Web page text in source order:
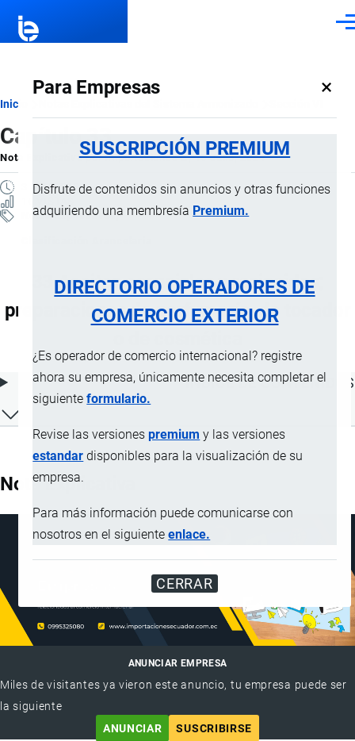
Para Empresas ×
SUSCRIPCIÓN PREMIUM
Disfrute de contenidos sin anuncios y otras funciones
adquiriendo una membresía Premium.
DIRECTORIO OPERADORES DE
COMERCIO EXTERIOR
¿Es operador de comercio internacional? registre
ahora su empresa, únicamente necesita completar el
siguienteformulario.
Revise las versionespremium y las versiones
estandar disponibles para la visualización de su
empresa.
Para más información puede comunicarse con
nosotros en el siguienteenlace.
CERRAR
Ruta
de
navegación
Inicio
Capítulo 33
Nota ExplicativaporImportaciones …, 15 Julio, 2024
3 MINUTOS
Notas Explicativas
33 Aceites esenciales y resinoides;
preparaciones de perfumería, de tocador
ÍNDICE DE CONTENIDOS
Nota Explicativa
ANUNCIAR EMPRESA
Miles de visitantes ya vieron este anuncio, tu empresa puede ser
la siguiente
ANUNCIAR
SUSCRIBIRSE